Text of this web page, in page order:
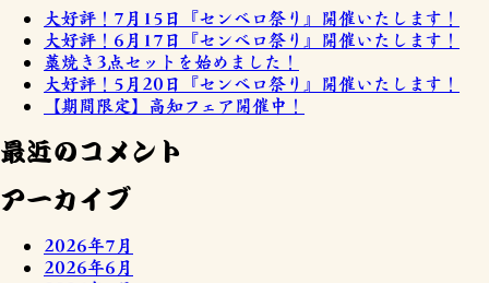
大好評！7月15日『センベロ祭り』開催いたします！
大好評！6月17日『センベロ祭り』開催いたします！
藁焼き3点セットを始めました！
大好評！5月20日『センベロ祭り』開催いたします！
【期間限定】高知フェア開催中！
最近のコメント
アーカイブ
2026年7月
2026年6月